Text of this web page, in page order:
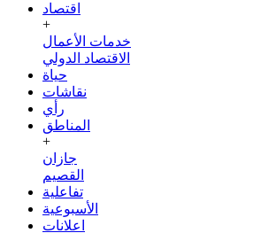
اقتصاد
+
خدمات الأعمال
الاقتصاد الدولي
حياة
نقاشات
رأي
المناطق
+
جازان
القصيم
تفاعلية
الأسبوعية
اعلانات